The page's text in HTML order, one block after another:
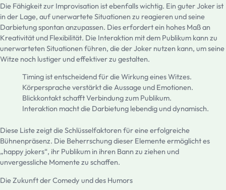
Die Fähigkeit zur Improvisation ist ebenfalls wichtig. Ein guter Joker ist
in der Lage, auf unerwartete Situationen zu reagieren und seine
Darbietung spontan anzupassen. Dies erfordert ein hohes Maß an
Kreativität und Flexibilität. Die Interaktion mit dem Publikum kann zu
unerwarteten Situationen führen, die der Joker nutzen kann, um seine
Witze noch lustiger und effektiver zu gestalten.
Timing ist entscheidend für die Wirkung eines Witzes.
Körpersprache verstärkt die Aussage und Emotionen.
Blickkontakt schafft Verbindung zum Publikum.
Interaktion macht die Darbietung lebendig und dynamisch.
Diese Liste zeigt die Schlüsselfaktoren für eine erfolgreiche
Bühnenpräsenz. Die Beherrschung dieser Elemente ermöglicht es
„happy jokers“, ihr Publikum in ihren Bann zu ziehen und
unvergessliche Momente zu schaffen.
Die Zukunft der Comedy und des Humors